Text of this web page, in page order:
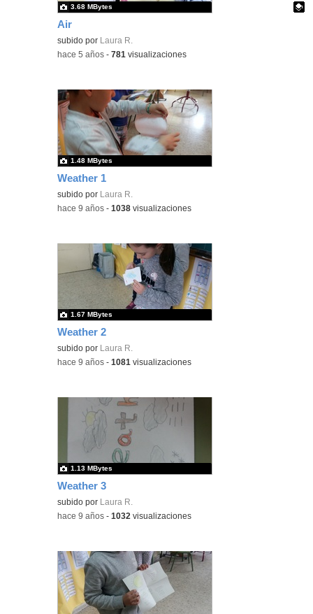
Air
Contenido educativo.
subido por Laura R.
3.68 MBytes
-hace 5 años -781 visualizaciones
Weather 1
subido por Laura R.
1.48 MBytes
-hace 9 años -1038 visualizaciones
Weather 2
subido por Laura R.
1.67 MBytes
-hace 9 años -1081 visualizaciones
Weather 3
subido por Laura R.
1.13 MBytes
-hace 9 años -1032 visualizaciones